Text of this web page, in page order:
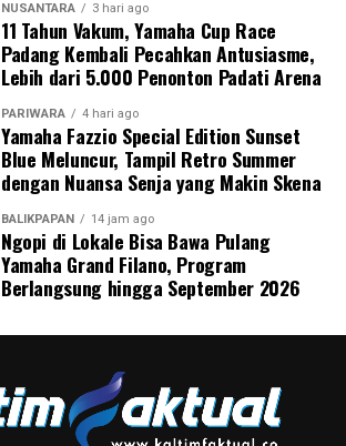
NUSANTARA 3 hari ago
11 Tahun Vakum, Yamaha Cup Race
Padang Kembali Pecahkan Antusiasme,
Lebih dari 5.000 Penonton Padati Arena
PARIWARA 4 hari ago
Yamaha Fazzio Special Edition Sunset
Blue Meluncur, Tampil Retro Summer
dengan Nuansa Senja yang Makin Skena
BALIKPAPAN 14 jam ago
Ngopi di Lokale Bisa Bawa Pulang
Yamaha Grand Filano, Program
Berlangsung hingga September 2026